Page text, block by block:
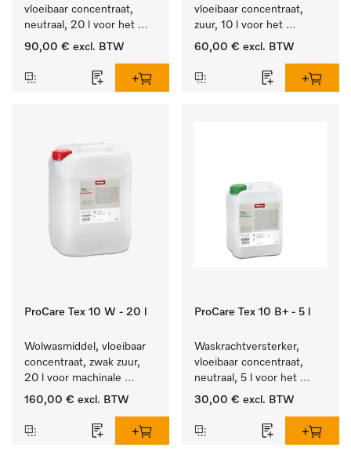
vloeibaar concentraat,
neutraal, 20 l voor het
effectief verwijderen van
90,00 € excl. BTW
vloeibaar concentraat,
zuur, 10 l voor het
optimaal beschermen van
betrouwbare neutralisatie.
60,00 € excl. BTW
ProCare Tex 10 W - 20 l
Wolwasmiddel, vloeibaar
concentraat, zwak zuur,
20 l voor machinale
reiniging van wol.
160,00 € excl. BTW
ProCare Tex 10 B+ - 5 l
Waskrachtversterker,
vloeibaar concentraat,
neutraal, 5 l voor het
effectief verwijderen van
30,00 € excl. BTW